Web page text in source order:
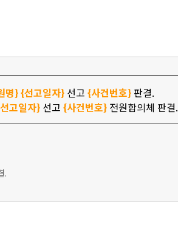
명}{선고일자}선고 {사건번호}판결.
고일자} 선고 {사건번호} 전원합의체 판결.
.